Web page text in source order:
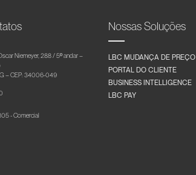
Niemeyer, 288 / 5º andar –
– CEP: 34006-049
- Comercial
Nossas Soluções
LBC MUDANÇA DE PREÇO
PORTAL DO CLIENTE
BUSINESS INTELLIGENCE
LBC PAY